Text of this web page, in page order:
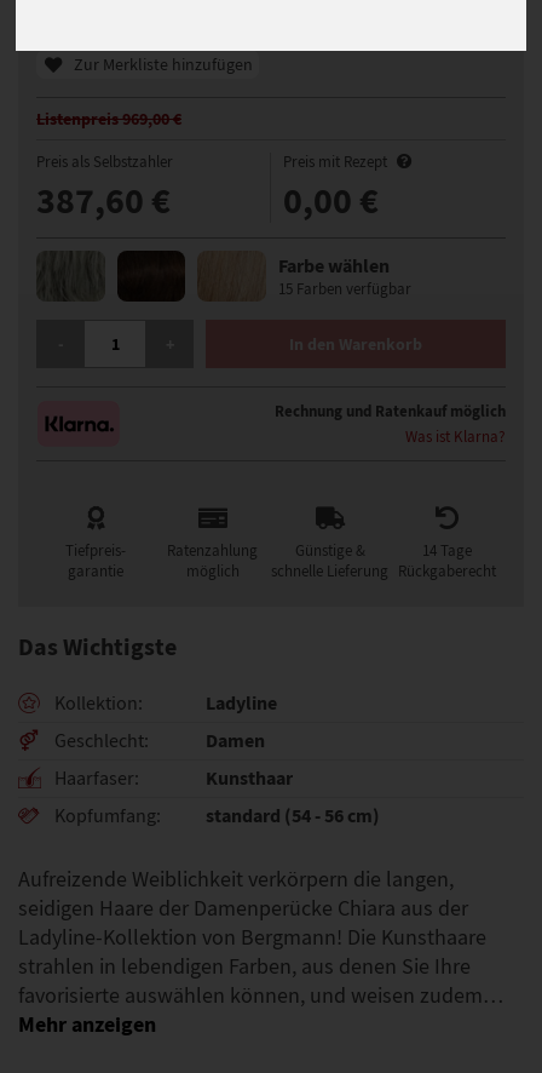
Zur Merkliste hinzufügen
Listenpreis 969,00 €
Preis als Selbstzahler
387,60 €
Preis mit Rezept
0,00 €
Farbe wählen
15 Farben verfügbar
In den Warenkorb
Rechnung und Ratenkauf möglich
Was ist Klarna?
Tiefpreis-
garantie
Ratenzahlung
möglich
Günstige &
schnelle Lieferung
14 Tage
Rückgaberecht
Das Wichtigste
Kollektion Ladyline
Geschlecht Damen
Haarfaser Kunsthaar
Kopfumfang standard (54 - 56 cm)
Aufreizende Weiblichkeit verkörpern die langen,
seidigen Haare der Damenperücke Chiara aus der
Ladyline-Kollektion von Bergmann! Die Kunsthaare
strahlen in lebendigen Farben, aus denen Sie Ihre
favorisierte auswählen können, und weisen zudem…